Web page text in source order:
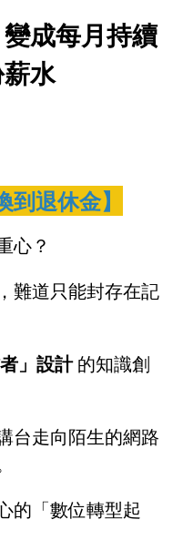
成每月持續
水
到退休金】
心？
難道只能封存在記
」設計的知識創
台走向陌生的網路
的「數位轉型起